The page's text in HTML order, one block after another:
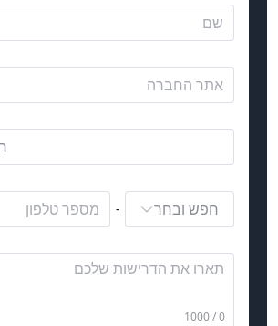
חפש ובחר -
0 / 1000